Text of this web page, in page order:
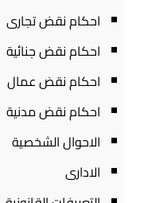
احكام نقض تجارى
احكام نقض جنائية
احكام نقض عمال
احكام نقض مدنية
الاحوال الشخصية
الادارى